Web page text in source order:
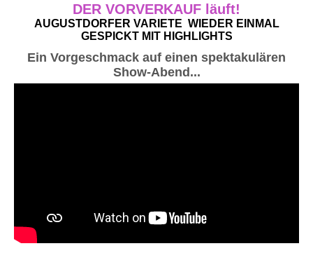
DER VORVERKAUF läuft!
AUGUSTDORFER VARIETE WIEDER EINMAL
GESPICKT MIT HIGHLIGHTS
Ein Vorgeschmack auf einen spektakulären
Show-Abend...